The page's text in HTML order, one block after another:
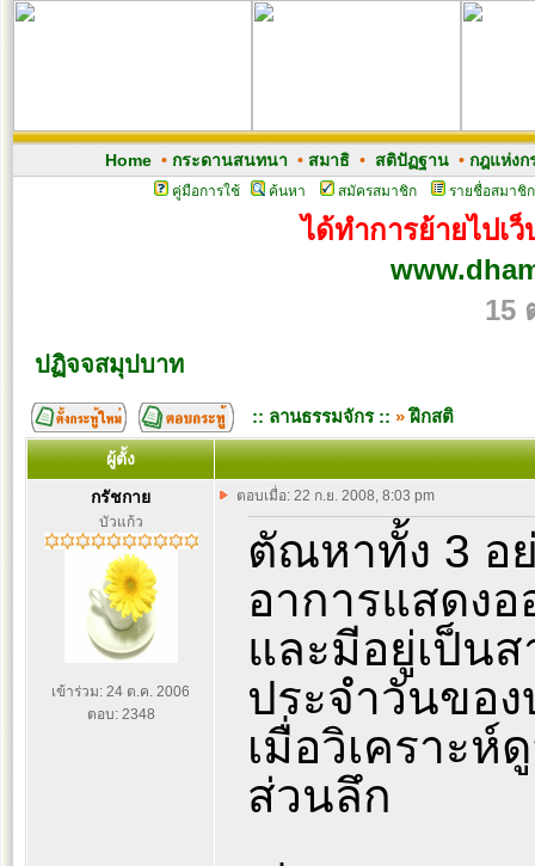
Home• กระดานสนทนา • สมาธิ• สติปัฏฐาน• กฎแห่งก
คู่มือการใช้ ค้นหา สมัครสมาชิก รายชื่อสมาชิก
ได้ทำการย้ายไปเ
15
ปฏิจจสมุปบาท
:: ลานธรรมจักร :: »ฝึกสติ
ผู้ตั้ง
กรัชกาย
บัวแก้ว
เข้าร่วม: 24 ต.ค. 2006
ตอบ: 2348
ตอบเมื่อ: 22 ก.ย. 2008, 8:03 pm
ตัณหาทั้ง 3 อ
อาการแสดง
และมีอยู่เป็น
ประจำวันขอ
เมื่อวิเคราะ
ส่วนลึก